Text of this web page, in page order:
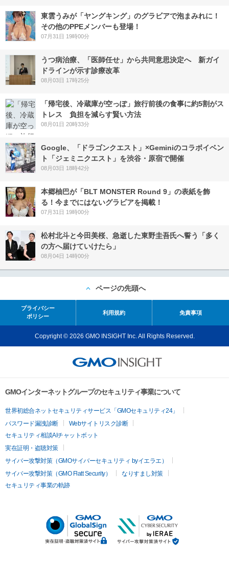
東雲うみが「ヤングキング」のグラビアで泡まみれに！
その他のPPEメンバーも登場！
07月31日 19時00分
うつ病治療、「医師任せ」から共同意思決定へ 新ガイ
ドラインが示す診療改革
08月03日 17時25分
「帰宅後、冷蔵庫が空っぽ」旅行前後の食事に約5割がス
トレス 負担を減らす賢い方法
08月01日 20時33分
Google、「ドラゴンクエスト」×Geminiのコラボイベン
ト「ジェミニクエスト」を渋谷・原宿で開催
08月03日 18時42分
本郷柚巴が「BLT MONSTER Round 9」の表紙を飾
る！今までにはないグラビアを掲載！
07月31日 19時00分
松村北斗と今田美桜、急逝した東野圭吾氏へ誓う「多く
の方へ届けていけたら」
08月04日 14時00分
ページの先頭へ
プライバシー
ポリシー
利用規約 免責事項
Copyright © 2026 GMO INSIGHT Inc. All Rights Reserved.
GMOインターネットグループのセキュリティ事業について
世界初総合ネットセキュリティサービス「GMOセキュリティ24」
パスワード漏洩診断
Webサイトリスク診断
セキュリティ相談AIチャットボット
実在証明・盗聴対策
サイバー攻撃対策（GMOサイバーセキュリティ byイエラエ）
サイバー攻撃対策（GMO Flatt Security）
なりすまし対策
セキュリティ事業の軌跡